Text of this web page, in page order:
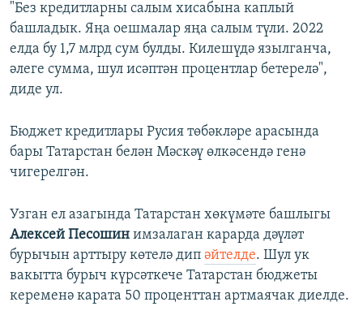
"Без кредитларны салым хисабына каплый
башладык. Яңа оешмалар яңа салым түли. 2022
елда бу 1,7 млрд сум булды. Килешүдә язылганча,
әлеге сумма, шул исәптән процентлар бетерелә",
диде ул.
Бюджет кредитлары Русия төбәкләре арасында
бары Татарстан белән Мәскәү өлкәсендә генә
чигерелгән.
Узган ел азагында Татарстан хөкүмәте башлыгы
Алексей Песошин имзалаган карарда дәүләт
бурычын арттыру көтелә дип әйтелде. Шул ук
вакытта бурыч күрсәткече Татарстан бюджеты
кеременә карата 50 проценттан артмаячак диелде.